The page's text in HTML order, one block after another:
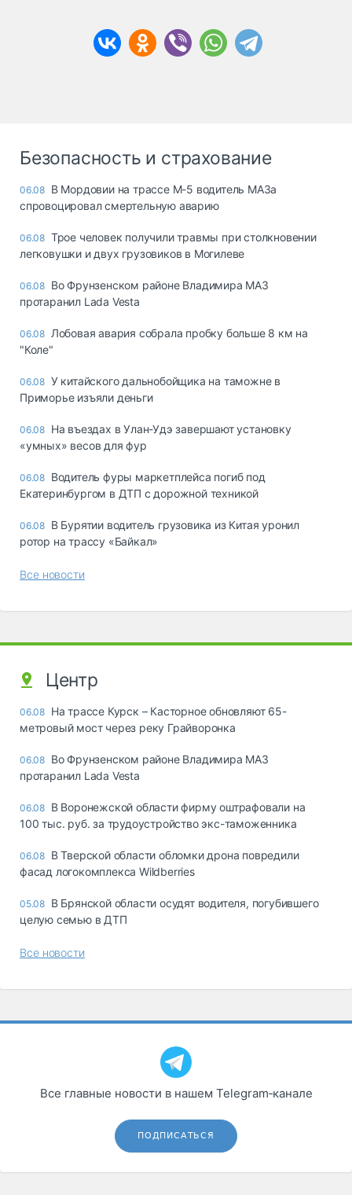
Безопасность и страхование
06.08 В Мордовии на трассе М-5 водитель МАЗа
спровоцировал смертельную аварию
06.08 Трое человек получили травмы при столкновении
легковушки и двух грузовиков в Могилеве
06.08 Во Фрунзенском районе Владимира МАЗ
протаранил Lada Vesta
06.08 Лобовая авария собрала пробку больше 8 км на
"Коле"
06.08 У китайского дальнобойщика на таможне в
Приморье изъяли деньги
06.08 Ha въeздax в Улaн-Удэ зaвepшaют ycтaнoвкy
«yмныx» вecoв для фyp
06.08 Водитель фуры маркетплейса погиб под
Екатеринбургом в ДТП с дорожной техникой
06.08 В Бурятии водитель грузовика из Китая уронил
ротор на трассу «Байкал»
Все новости
Центр
06.08 На трассе Курск – Касторное обновляют 65-
метровый мост через реку Грайворонка
06.08 Во Фрунзенском районе Владимира МАЗ
протаранил Lada Vesta
06.08 В Воронежской области фирму оштрафовали на
100 тыс. руб. за трудоустройство экс-таможенника
06.08 В Тверской области обломки дрона повредили
фасад логокомплекса Wildberries
05.08 В Брянской области осудят водителя, погубившего
целую семью в ДТП
Все новости
Все главные новости в нашем Telegram‑канале
ПОДПИСАТЬСЯ